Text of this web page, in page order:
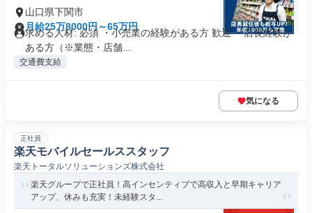
山口県下関市
月給25万8000円～65万円
求める人材: 必須 ・小売業の経験がある方 歓迎 ・店長経験が
ある方（※業態・店舗...
交通費支給
気になる
正社員
楽天モバイルセールススタッフ
楽天トータルソリューションズ株式会社
楽天グループで正社員！高インセンティブで高収入と早期キャリア
アップ、休みも充実！未経験スタ...